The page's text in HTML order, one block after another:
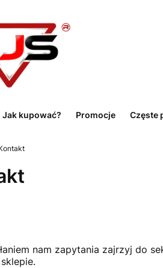
Jak kupować? Promocje Częste
nam zapytania zajrzyj do